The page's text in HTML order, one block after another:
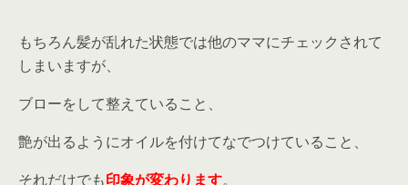
もちろん髪が乱れた状態では他のママにチェックされて
しまいますが、
ブローをして整えていること、
艶が出るようにオイルを付けてなでつけていること、
それだけでも印象が変わります。